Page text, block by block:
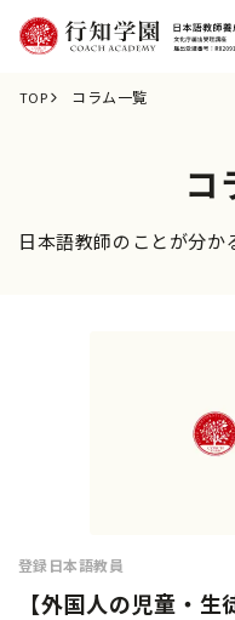
TOP コラム一覧
コ
日本語教師のことが分か
登録日本語教員
【外国人の児童・